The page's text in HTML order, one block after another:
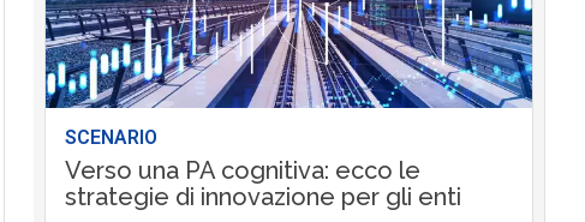
SCENARIO
Verso una PA cognitiva: ecco le
strategie di innovazione per gli enti